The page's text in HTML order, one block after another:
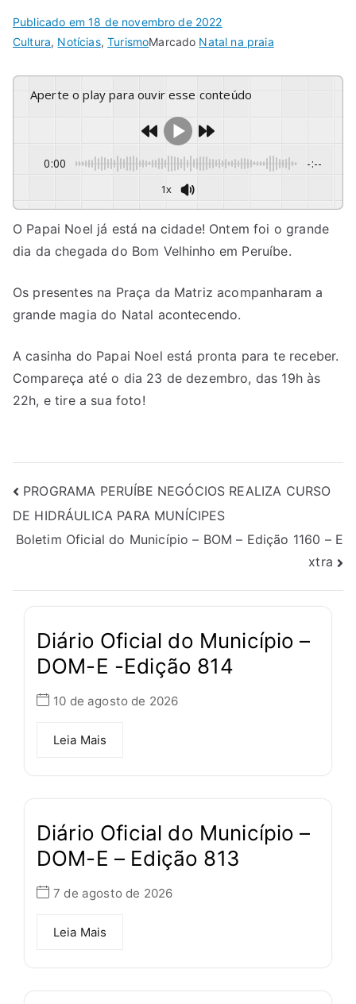
Publicado em18 de novembro de 2022
Cultura, Notícias,TurismoMarcado Natal na praia
Aperte o play para ouvir esse conteúdo
0:00 -:--
1x
O Papai Noel já está na cidade! Ontem foi o grande
dia da chegada do Bom Velhinho em Peruíbe.
Os presentes na Praça da Matriz acompanharam a
grande magia do Natal acontecendo.
A casinha do Papai Noel está pronta para te receber.
Compareça até o dia 23 de dezembro, das 19h às
22h, e tire a sua foto!
PROGRAMA PERUÍBE NEGÓCIOS REALIZA CURSO
DE HIDRÁULICA PARA MUNÍCIPES
Boletim Oficial do Município – BOM – Edição 1160 – E
xtra
Diário Oficial do Município –
DOM-E -Edição 814
10 de agosto de 2026
Leia Mais
Diário Oficial do Município –
DOM-E – Edição 813
7 de agosto de 2026
Leia Mais